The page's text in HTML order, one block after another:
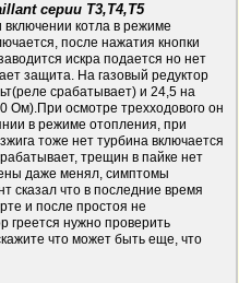
серии Т3,Т4,Т5
включении котла в режиме
после нажатия кнопки
искра подается но нет
защита. На газовый редуктор
срабатывает) и 24,5 на
Ом).При осмотре трехходового он
в режиме отопления, при
тоже нет турбина включается
трещин в пайке нет
даже менял, симптомы
сказал что в последние время
и после простоя не
греется нужно проверить
что может быть еще, что